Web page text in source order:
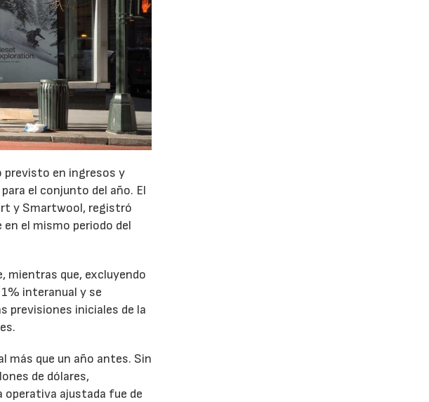
previsto en ingresos y
el conjunto del año. El
y Smartwool, registró
el mismo periodo del
mientras que, excluyendo
interanual y se
previsiones iniciales de la
más que un año antes. Sin
de dólares,
operativa ajustada fue de